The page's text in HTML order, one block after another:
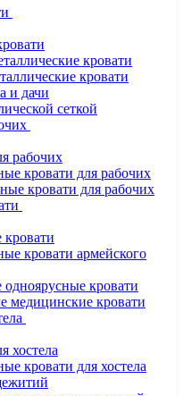
кровати
кровати
и дачи
сеткой
рабочих
кровати для рабочих
кровати для рабочих
кровати армейского
кровати
медицинские кровати
хостела
кровати для хостела